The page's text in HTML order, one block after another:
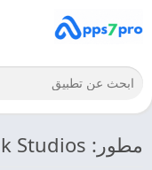
مطور: Halfbrick Studios